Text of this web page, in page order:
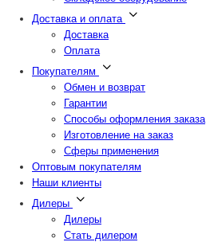
Доставка и оплата
Доставка
Оплата
Покупателям
Обмен и возврат
Гарантии
Способы оформления заказа
Изготовление на заказ
Сферы применения
Оптовым покупателям
Наши клиенты
Дилеры
Дилеры
Стать дилером